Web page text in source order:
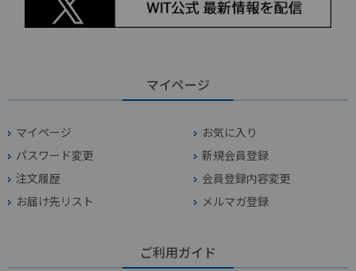
マイページ
マイページ
お気に入り
パスワード変更
新規会員登録
注文履歴
会員登録内容変更
お届け先リスト
メルマガ登録
ご利用ガイド